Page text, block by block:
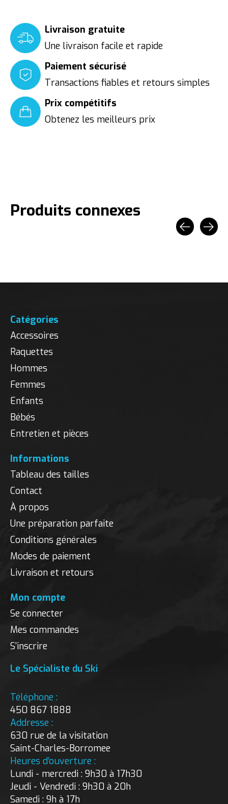
Livraison gratuite
Une livraison facile et rapide
Paiement sécurisé
Transactions fiables et retours simples
Prix compétitifs
Obtenez les meilleurs prix
Produits connexes
Catégories
Accessoires
Raquettes
Hommes
Femmes
Enfants
Bébés
Entretien et pièces
Informations
Tableau des tailles
Contact
À propos
Une préparation parfaite
Conditions générales
Modes de paiement
Livraison et retours
Mon compte
Se connecter
Mes commandes
S'inscrire
Le Spécialiste du Ski
Téléphone :
450 867 1888
Addresse :
630 rue de la visitation
Saint-Charles-Borromee
Heures d’ouverture :
Lundi - mercredi : 9h30 à 17h30
Jeudi - Vendredi : 9h30 à 20h
Samedi : 9h à 17h